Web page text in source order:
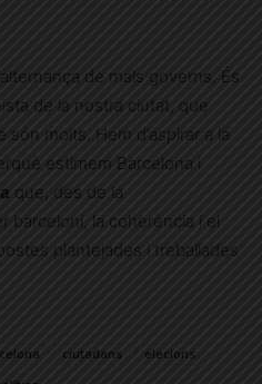
de mals governs. És
de la nostra ciutat, que
molts. Hem d’aspirar a la
estimem Barcelona i
que, des de la
barceloní, la coherència i el
plantejades i treballades
ciutadans
elecions